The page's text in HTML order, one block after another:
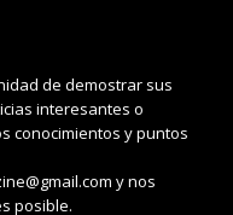
de demostrar sus
interesantes o
conocimientos y puntos
y nos
posible.